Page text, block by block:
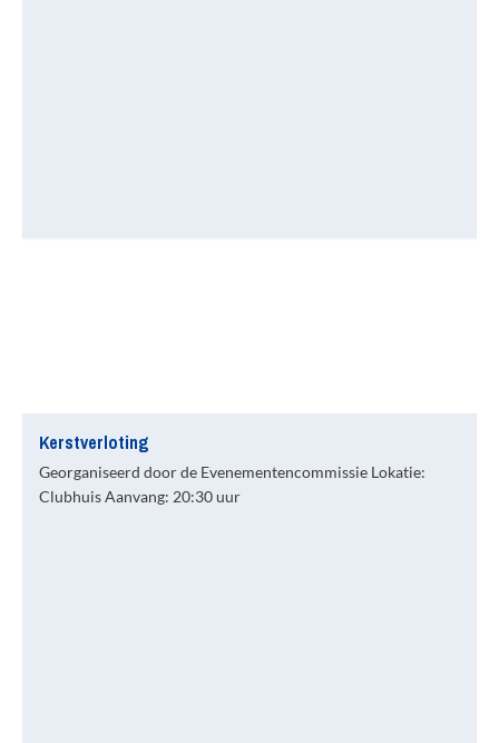
Kerstverloting
Georganiseerd door de Evenementencommissie Lokatie:
Clubhuis Aanvang: 20:30 uur